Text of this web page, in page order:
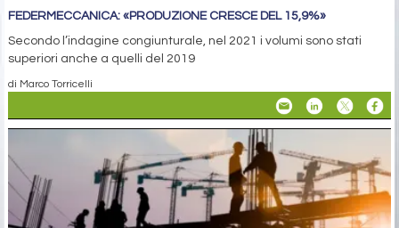
FEDERMECCANICA: «PRODUZIONE CRESCE DEL 15,9%»
Secondo l’indagine congiunturale, nel 2021 i volumi sono stati
superiori anche a quelli del 2019
di Marco Torricelli